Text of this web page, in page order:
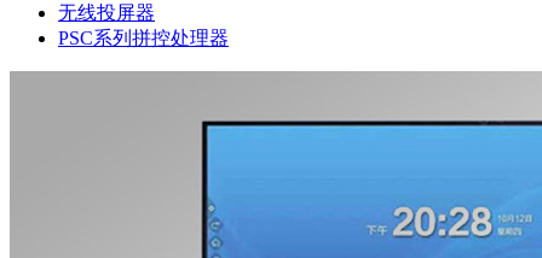
无线投屏器
PSC系列拼控处理器